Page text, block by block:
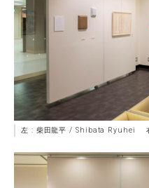
左 : 柴田龍平 / Shibata Ryuhei